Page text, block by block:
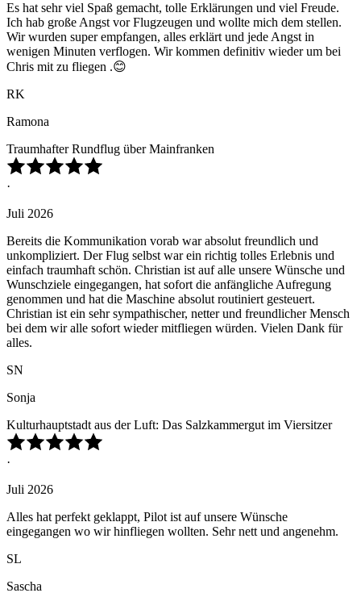
Es hat sehr viel Spaß gemacht, tolle Erklärungen und viel Freude.
Ich hab große Angst vor Flugzeugen und wollte mich dem stellen.
Wir wurden super empfangen, alles erklärt und jede Angst in
wenigen Minuten verflogen. Wir kommen definitiv wieder um bei
Chris mit zu fliegen .😊
RK
Ramona
Traumhafter Rundflug über Mainfranken
·
Juli 2026
Bereits die Kommunikation vorab war absolut freundlich und
unkompliziert. Der Flug selbst war ein richtig tolles Erlebnis und
einfach traumhaft schön. Christian ist auf alle unsere Wünsche und
Wunschziele eingegangen, hat sofort die anfängliche Aufregung
genommen und hat die Maschine absolut routiniert gesteuert.
Christian ist ein sehr sympathischer, netter und freundlicher Mensch
bei dem wir alle sofort wieder mitfliegen würden. Vielen Dank für
alles.
SN
Sonja
Kulturhauptstadt aus der Luft: Das Salzkammergut im Viersitzer
·
Juli 2026
Alles hat perfekt geklappt, Pilot ist auf unsere Wünsche
eingegangen wo wir hinfliegen wollten. Sehr nett und angenehm.
SL
Sascha